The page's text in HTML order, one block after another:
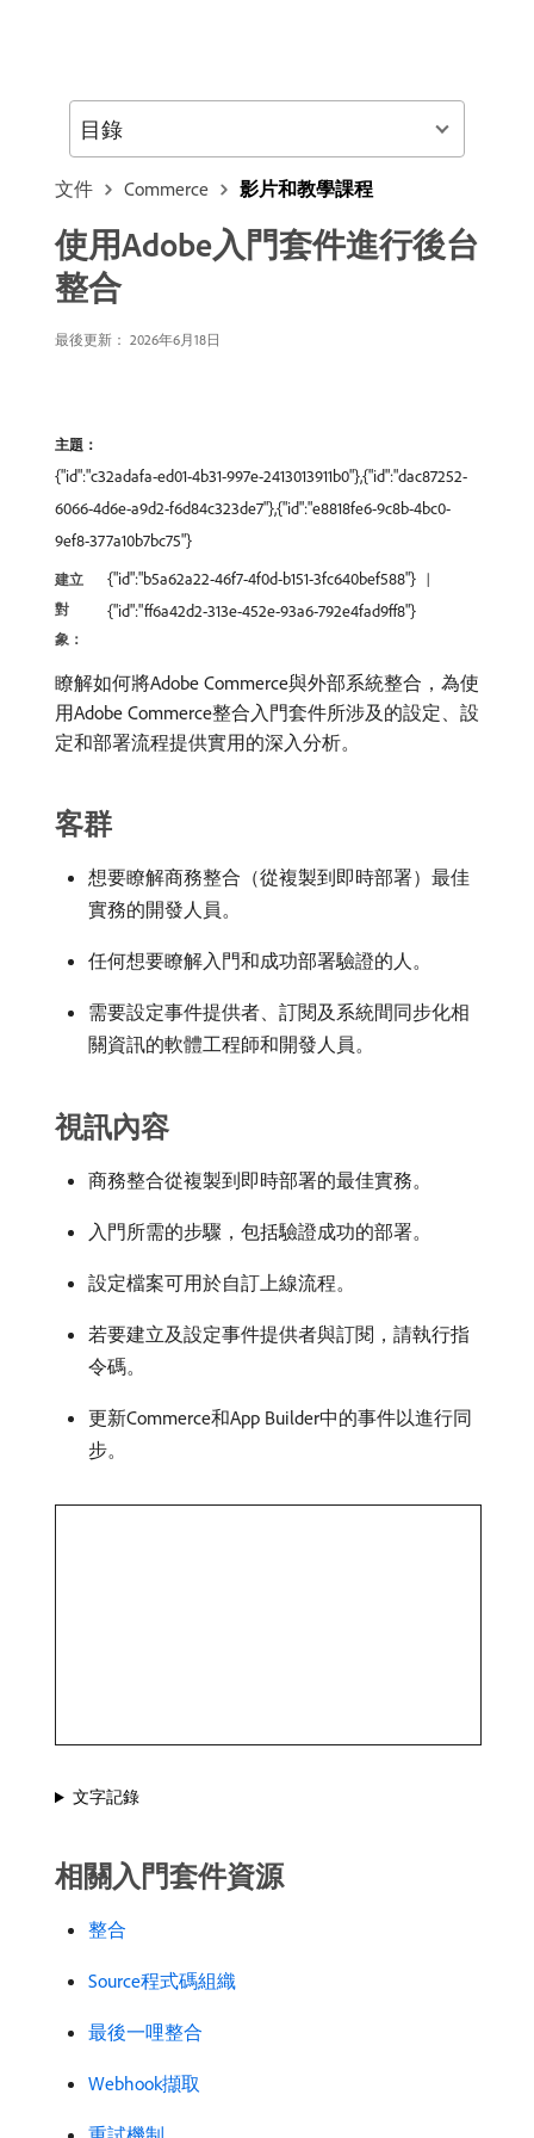
文件 Commerce 影片和教學課程
使用Adobe入門套件進行後台
整合
最後更新： 2026年6月18日
主題：
{"id":"c32adafa-ed01-4b31-997e-2413013911b0"},{"id":"dac87252-
6066-4d6e-a9d2-f6d84c323de7"},{"id":"e8818fe6-9c8b-4bc0-
9ef8-377a10b7bc75"}
建立
對
象：
{"id":"b5a62a22-46f7-4f0d-b151-3fc640bef588"}
{"id":"ff6a42d2-313e-452e-93a6-792e4fad9ff8"}
瞭解如何將Adobe Commerce與外部系統整合，為使
用Adobe Commerce整合入門套件所涉及的設定、設
定和部署流程提供實用的深入分析。
客群
想要瞭解商務整合（從複製到即時部署）最佳
實務的開發人員。
任何想要瞭解入門和成功部署驗證的人。
需要設定事件提供者、訂閱及系統間同步化相
關資訊的軟體工程師和開發人員。
視訊內容
商務整合從複製到即時部署的最佳實務。
入門所需的步驟，包括驗證成功的部署。
設定檔案可用於自訂上線流程。
若要建立及設定事件提供者與訂閱，請執行指
令碼。
更新Commerce和App Builder中的事件以進行同
步。
文字記錄
相關入門套件資源
整合
Source程式碼組織
最後一哩整合
Webhook擷取
目錄